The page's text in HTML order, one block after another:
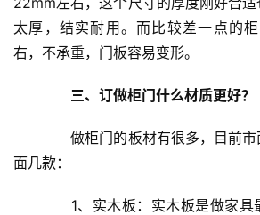
页
入
室
太厚，结实耐用。而比较差一点的
右，不承重，门板容易变形。
三、订做柜门什么材质更好？
做柜门的板材有很多，目前市
面几款：
1、实木板：实木板是做家具